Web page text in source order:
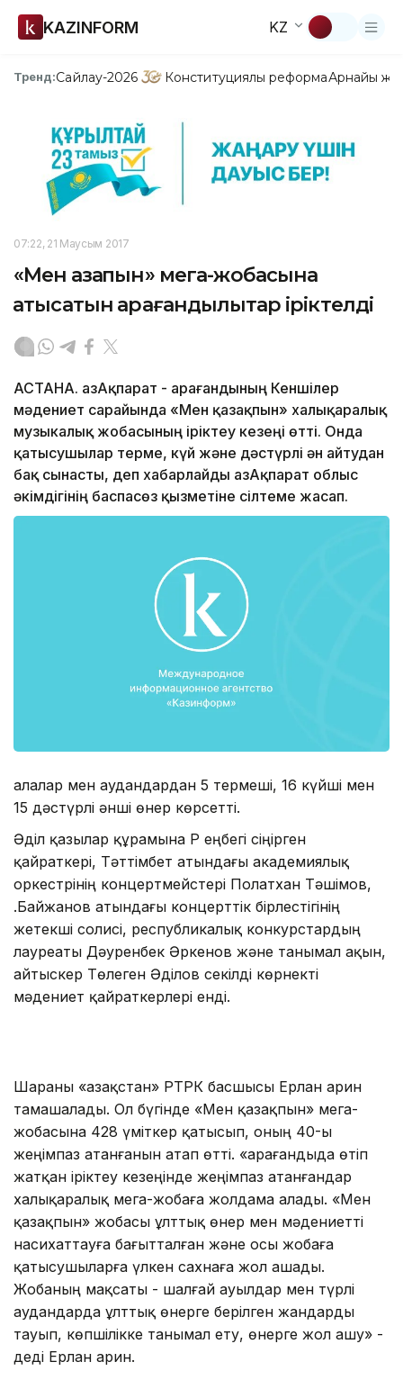
KAZINFORM KZ
Тренд:Сайлау-2026 Конституциялық реформаАрнайы
07:22, 21 Маусым 2017
«Мен қазақпын» мега-жобасына
қатысатын қарағандылықтар іріктелді
АСТАНА. ҚазАқпарат - Қарағандының Кеншілер
мәдениет сарайында «Мен қазақпын» халықаралық
музыкалық жобасының іріктеу кезеңі өтті. Онда
қатысушылар терме, күй және дәстүрлі ән айтудан
бақ сынасты, деп хабарлайды ҚазАқпарат облыс
әкімдігінің баспасөз қызметіне сілтеме жасап.
Қалалар мен аудандардан 5 термеші, 16 күйші мен
15 дәстүрлі әнші өнер көрсетті.
Әділ қазылар құрамына ҚР еңбегі сіңірген
қайраткері, Тәттімбет атындағы академиялық
оркестрінің концертмейстері Полатхан Тәшімов,
Қ.Байжанов атындағы концерттік бірлестігінің
жетекші солисі, республикалық конкурстардың
лауреаты Дәуренбек Әркенов және танымал ақын,
айтыскер Төлеген Әділов секілді көрнекті
мәдениет қайраткерлері енді.
Шараны «Қазақстан» РТРК басшысы Ерлан Қарин
тамашалады. Ол бүгінде «Мен қазақпын» мега-
жобасына 428 үміткер қатысып, оның 40-ы
жеңімпаз атанғанын атап өтті. «Қарағандыда өтіп
жатқан іріктеу кезеңінде жеңімпаз атанғандар
халықаралық мега-жобаға жолдама алады. «Мен
қазақпын» жобасы ұлттық өнер мен мәдениетті
насихаттауға бағытталған және осы жобаға
қатысушыларға үлкен сахнаға жол ашады.
Жобаның мақсаты - шалғай ауылдар мен түрлі
аудандарда ұлттық өнерге берілген жандарды
тауып, көпшілікке танымал ету, өнерге жол ашу» -
деді Ерлан Қарин.